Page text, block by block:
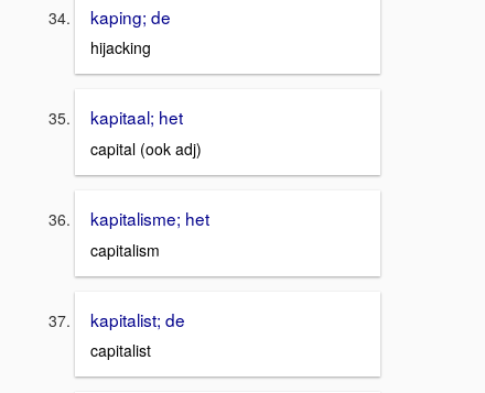
kaping; de
hijacking
kapitaal; het
capital (ook adj)
kapitalisme; het
capitalism
kapitalist; de
capitalist